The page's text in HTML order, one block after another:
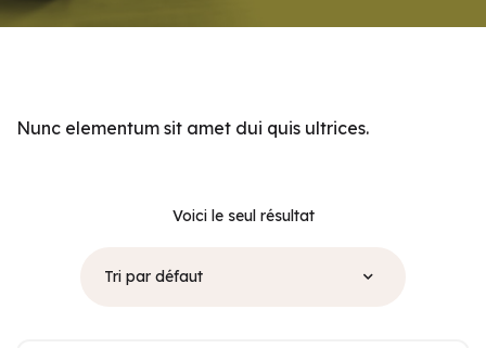
Nunc elementum sit amet dui quis ultrices.
Voici le seul résultat